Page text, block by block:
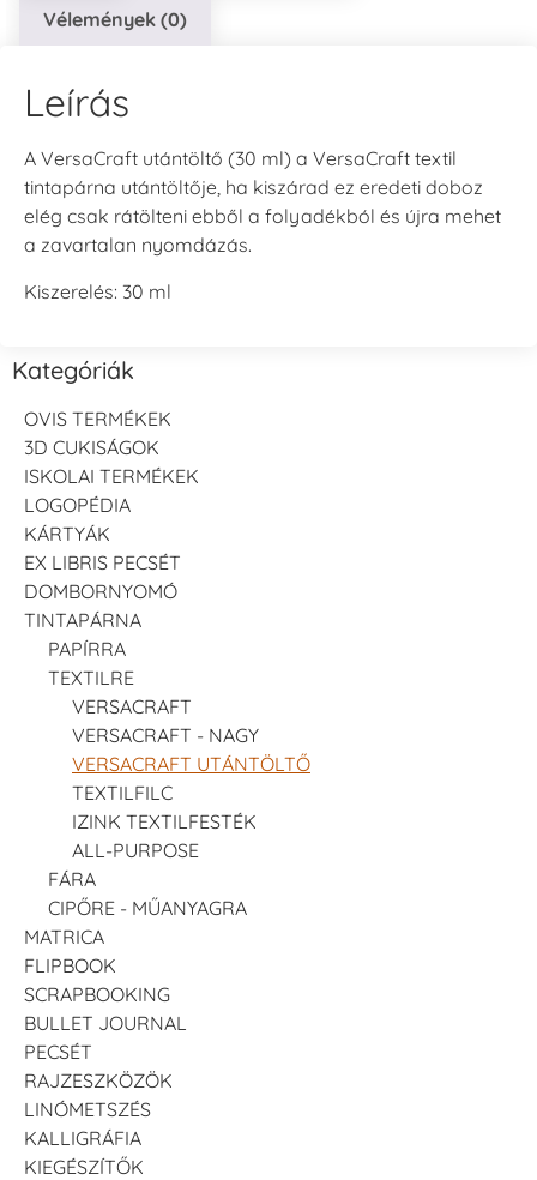
Vélemények (0)
Leírás
A VersaCraft utántöltő (30 ml) a VersaCraft textil
tintapárna utántöltője, ha kiszárad ez eredeti doboz
elég csak rátölteni ebből a folyadékból és újra mehet
a zavartalan nyomdázás.
Kiszerelés: 30 ml
Kategóriák
OVIS TERMÉKEK
3D CUKISÁGOK
ISKOLAI TERMÉKEK
LOGOPÉDIA
KÁRTYÁK
EX LIBRIS PECSÉT
DOMBORNYOMÓ
TINTAPÁRNA
PAPÍRRA
TEXTILRE
VERSACRAFT
VERSACRAFT - NAGY
VERSACRAFT UTÁNTÖLTŐ
TEXTILFILC
IZINK TEXTILFESTÉK
ALL-PURPOSE
FÁRA
CIPŐRE - MŰANYAGRA
MATRICA
FLIPBOOK
SCRAPBOOKING
BULLET JOURNAL
PECSÉT
RAJZESZKÖZÖK
LINÓMETSZÉS
KALLIGRÁFIA
KIEGÉSZÍTŐK